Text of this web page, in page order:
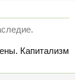
Капитализм